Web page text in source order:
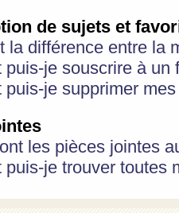
de sujets et
la différence entre la
puis-je souscrire à
puis-je supprimer
les pièces jointes
puis-je trouver toutes